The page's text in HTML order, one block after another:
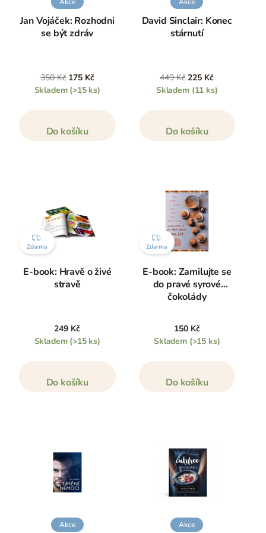
Jan Vojáček: Rozhodni
se být zdráv
350 Kč 175 Kč
Skladem (>15 ks)
Do košíku
David Sinclair: Konec
stárnutí
449 Kč 225 Kč
Skladem (11 ks)
Do košíku
ZDARMA
Zdarma
E-book: Hravě o živé
stravě
249 Kč
Skladem (>15 ks)
Do košíku
ZDARMA
Zdarma
E-book: Zamilujte se
do pravé syrové
čokolády
150 Kč
Skladem (>15 ks)
Do košíku
Akce Akce